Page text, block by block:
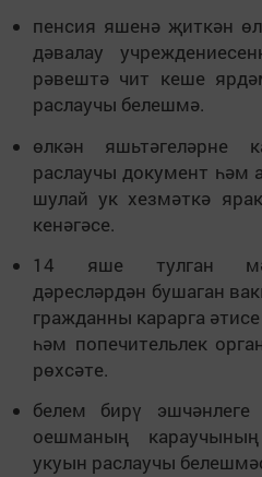
пенсия яшенә җиткән
дәвалау
рәвештә чит кеше
раслаучы белешмә.
өлкән яшьтәгеләрне
раслаучы документ һәм
шулай ук хезмәткә
кенәгәсе.
14 яше тулган
дәресләрдән бушаган
гражданны карарга
һәм попечительлек
рөхсәте.
белем бирү эшчәнлеге
оешманың
укуын раслаучы